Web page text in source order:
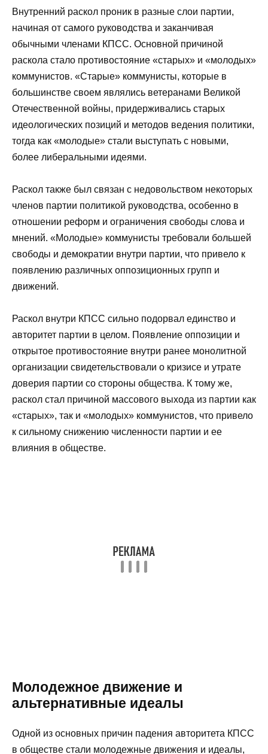
Внутренний раскол проник в разные слои партии,
начиная от самого руководства и заканчивая
обычными членами КПСС. Основной причиной
раскола стало противостояние «старых» и «молодых»
коммунистов. «Старые» коммунисты, которые в
большинстве своем являлись ветеранами Великой
Отечественной войны, придерживались старых
идеологических позиций и методов ведения политики,
тогда как «молодые» стали выступать с новыми,
более либеральными идеями.
Раскол также был связан с недовольством некоторых
членов партии политикой руководства, особенно в
отношении реформ и ограничения свободы слова и
мнений. «Молодые» коммунисты требовали большей
свободы и демократии внутри партии, что привело к
появлению различных оппозиционных групп и
движений.
Раскол внутри КПСС сильно подорвал единство и
авторитет партии в целом. Появление оппозиции и
открытое противостояние внутри ранее монолитной
организации свидетельствовали о кризисе и утрате
доверия партии со стороны общества. К тому же,
раскол стал причиной массового выхода из партии как
«старых», так и «молодых» коммунистов, что привело
к сильному снижению численности партии и ее
влияния в обществе.
Молодежное движение и
альтернативные идеалы
Одной из основных причин падения авторитета КПСС
в обществе стали молодежные движения и идеалы,